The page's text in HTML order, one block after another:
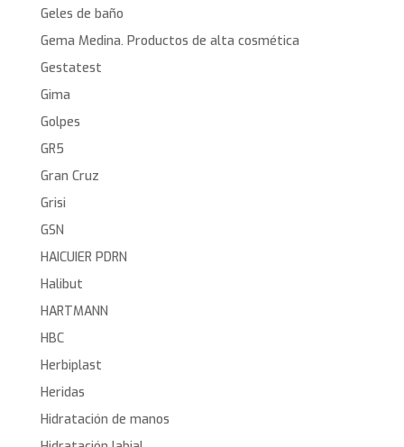
Geles de baño
Gema Medina. Productos de alta cosmética
Gestatest
Gima
Golpes
GR5
Gran Cruz
Grisi
GSN
HAICUIER PDRN
Halibut
HARTMANN
HBC
Herbiplast
Heridas
Hidratación de manos